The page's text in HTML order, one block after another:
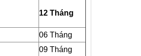
12 Tháng
06 Tháng
09 Tháng